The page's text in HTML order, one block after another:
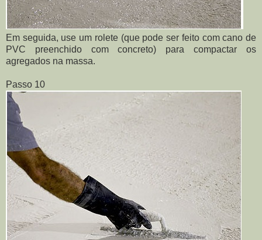
Em seguida, use um rolete (que pode ser feito com cano de
PVC preenchido com concreto) para compactar os
agregados na massa.
Passo 10